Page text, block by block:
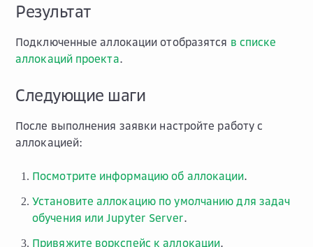
Результат
Подключенные аллокации отобразятся в списке
аллокаций проекта.
Следующие шаги
После выполнения заявки настройте работу с
аллокацией:
Посмотрите информацию об аллокации.
Установите аллокацию по умолчанию для задач
обучения или Jupyter Server.
Привяжите воркспейс к аллокации.